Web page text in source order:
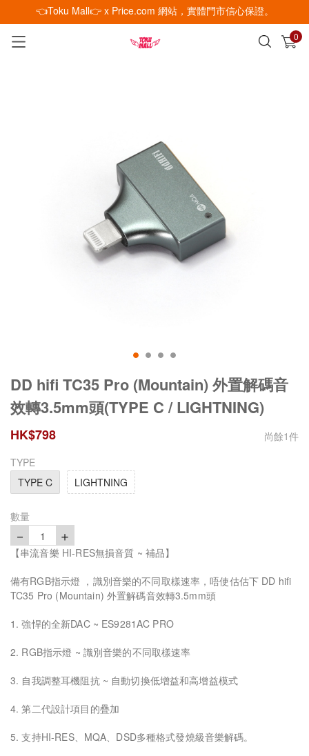
👈Toku Mall👉 x Price.com 網站，實體門市信心保證。
0
已加入購物車 查看
DD hifi TC35 Pro (Mountain) 外置解碼音
效轉3.5mm頭(TYPE C / LIGHTNING)
HK$798 尚餘1件
TYPE
TYPE C
LIGHTNING
數量
－ 1 ＋
【串流音樂 HI-RES無損音質 ~ 補品】
備有RGB指示燈 ，識別音樂的不同取樣速率，唔使估估下 DD hifi
TC35 Pro (Mountain) 外置解碼音效轉3.5mm頭
1. 強悍的全新DAC ~ ES9281AC PRO
2. RGB指示燈 ~ 識別音樂的不同取樣速率
3. 自我調整耳機阻抗 ~ 自動切換低增益和高增益模式
4. 第二代設計項目的疊加
5. 支持HI-RES、MQA、DSD多種格式發燒級音樂解碼。